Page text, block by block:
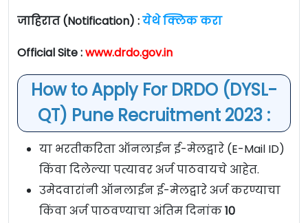
जाहिरात (Notification) :येथे क्लिक करा
Official Site :www.drdo.gov.in
How to Apply For DRDO (DYSL-
QT) Pune Recruitment 2023 :
या भरतीकरिता ऑनलाईन ई-मेलद्वारे (E-Mail ID)
किंवा दिलेल्या पत्यावर अर्ज पाठवायचे आहेत.
उमेदवारांनी ऑनलाईन ई-मेलद्वारे अर्ज करण्याचा
किंवा अर्ज पाठवण्याचा अंतिम दिनांक10